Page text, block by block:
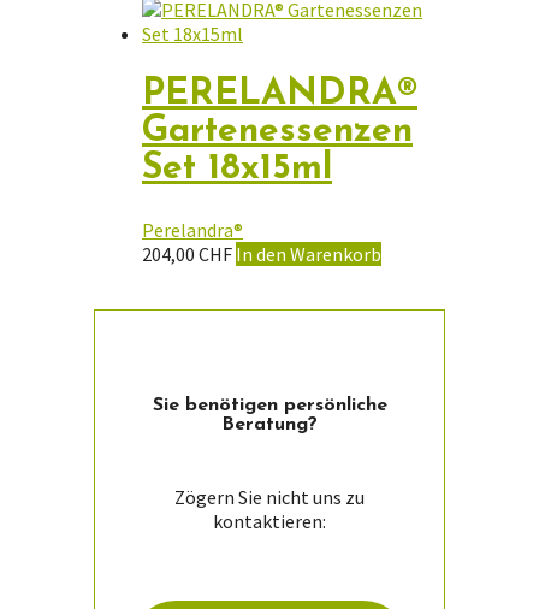
PERELANDRA®
Gartenessenzen
Set 18x15ml
Perelandra®
204,00 CHF In den Warenkorb
Sie ­benötigen persön­liche
Beratung?
Zögern Sie nicht uns zu
kontaktieren: